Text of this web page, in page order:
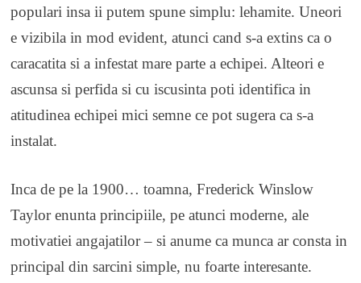
populari insa ii putem spune simplu: lehamite. Uneori
e vizibila in mod evident, atunci cand s-a extins ca o
caracatita si a infestat mare parte a echipei. Alteori e
ascunsa si perfida si cu iscusinta poti identifica in
atitudinea echipei mici semne ce pot sugera ca s-a
instalat.
Inca de pe la 1900… toamna, Frederick Winslow
Taylor enunta principiile, pe atunci moderne, ale
motivatiei angajatilor – si anume ca munca ar consta in
principal din sarcini simple, nu foarte interesante.